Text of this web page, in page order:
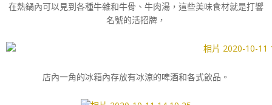
在熱鍋內可以見到各種牛雜和牛骨、牛肉湯，這些美味食材就是打響
名號的活招牌，
店內一角的冰箱內存放有冰涼的啤酒和各式飲品。